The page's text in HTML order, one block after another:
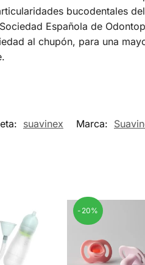
bucodentales
Española de
al chupón, para una
suavinex Marca:
-20%